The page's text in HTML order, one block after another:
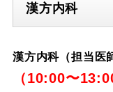
漢方内科
漢方内科（担当医
（10:00〜